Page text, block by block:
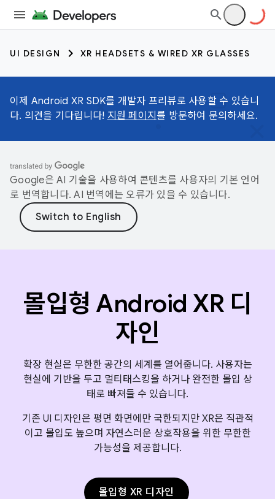
UI DESIGN XR HEADSETS & WIRED XR GLASSES
이제 Android XR SDK를 개발자 프리뷰로 사용할 수 있습니
다. 의견을 기다립니다! 지원 페이지 를 방문하여 문의하세요.
Google은 AI 기술을 사용하여 콘텐츠를 사용자의 기본 언어
로 번역합니다. AI 번역에는 오류가 있을 수 있습니다.
몰입형 Android XR 디
자인
확장 현실은 무한한 공간의 세계를 열어줍니다. 사용자는
현실에 기반을 두고 멀티태스킹을 하거나 완전한 몰입 상
태로 빠져들 수 있습니다.
기존 UI 디자인은 평면 화면에만 국한되지만 XR은 직관적
이고 몰입도 높으며 자연스러운 상호작용을 위한 무한한
가능성을 제공합니다.
몰입형 XR 디자인